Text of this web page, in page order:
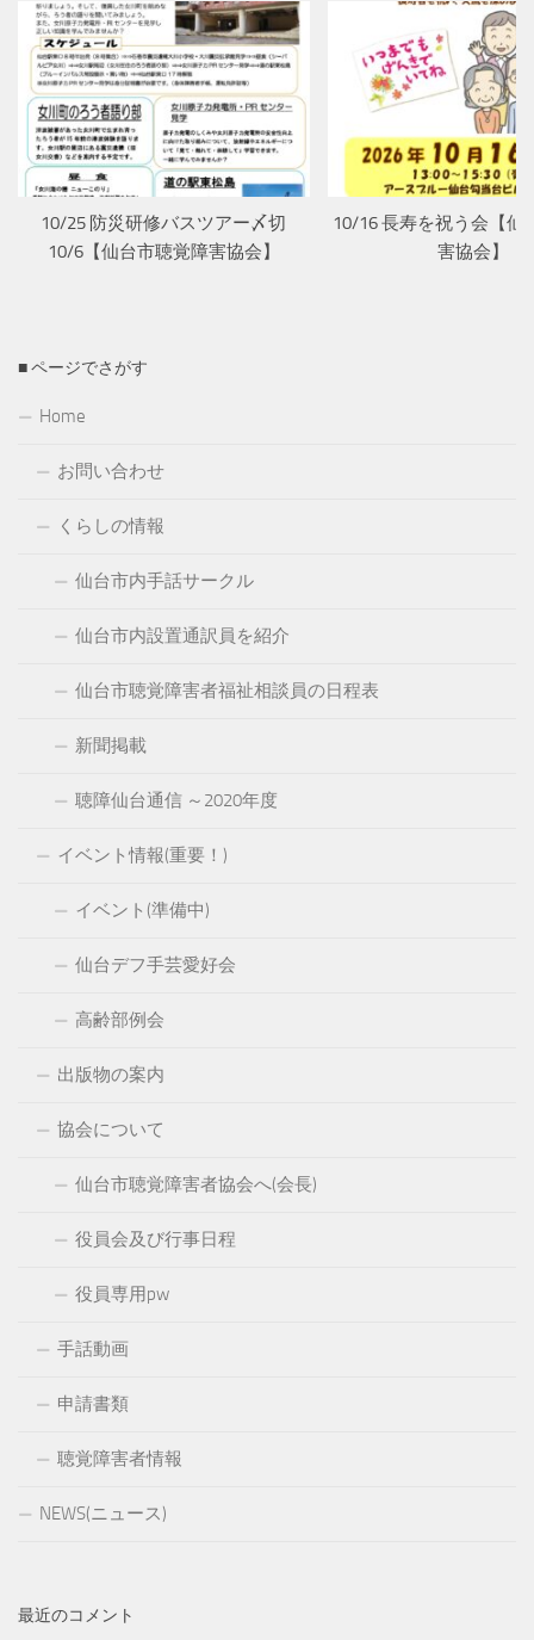
10/25 防災研修バスツアー〆切
10/6【仙台市聴覚障害協会】
10/16 長寿を祝う会【仙
害協会】
■ ページでさがす
Home
お問い合わせ
くらしの情報
仙台市内手話サークル
仙台市内設置通訳員を紹介
仙台市聴覚障害者福祉相談員の日程表
新聞掲載
聴障仙台通信 ～2020年度
イベント情報(重要！)
イベント(準備中)
仙台デフ手芸愛好会
高齢部例会
出版物の案内
協会について
仙台市聴覚障害者協会へ(会長)
役員会及び行事日程
役員専用pw
手話動画
申請書類
聴覚障害者情報
NEWS(ニュース)
最近のコメント